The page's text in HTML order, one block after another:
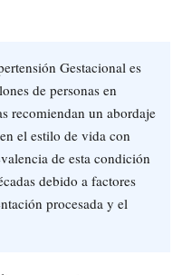
Gestacional es
de personas en
recomiendan un abordaje
el estilo de vida con
de esta condición
debido a factores
procesada y el